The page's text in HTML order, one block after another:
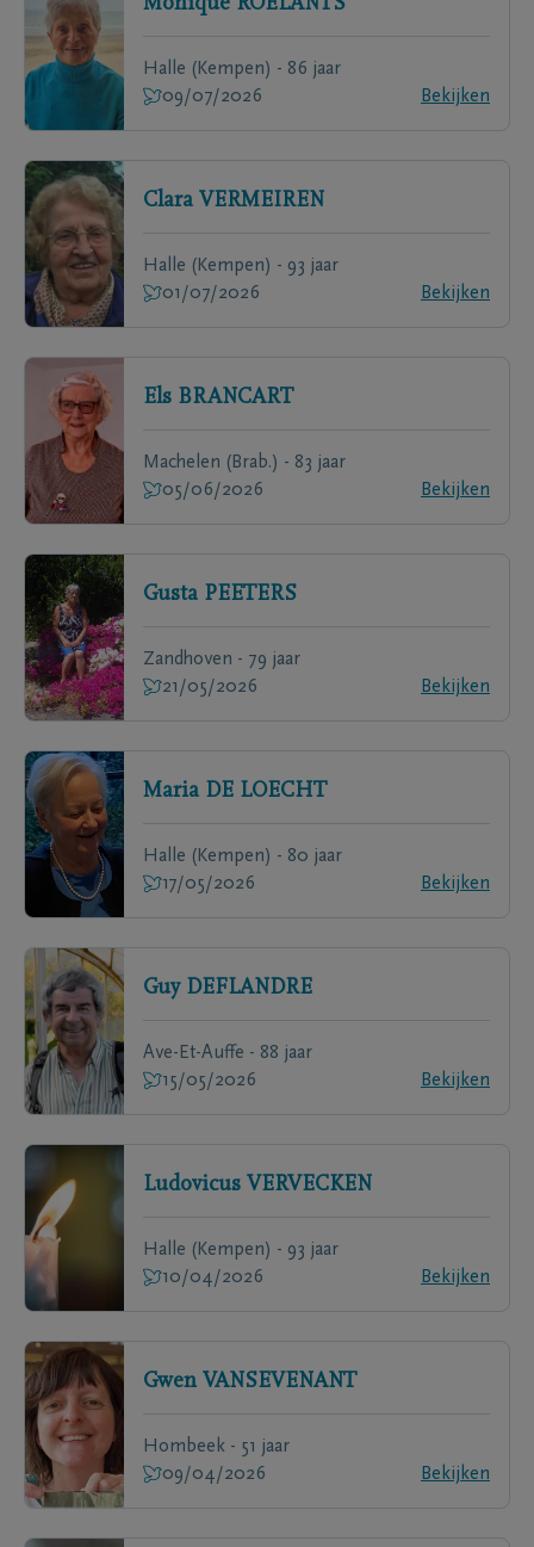
Monique ROELANTS
Halle (Kempen) - 86 jaar
09/07/2026
Bekijken
Clara VERMEIREN
Halle (Kempen) - 93 jaar
01/07/2026
Bekijken
Els BRANCART
Machelen (Brab.) - 83 jaar
05/06/2026
Bekijken
Gusta PEETERS
Zandhoven - 79 jaar
21/05/2026
Bekijken
Maria DE LOECHT
Halle (Kempen) - 80 jaar
17/05/2026
Bekijken
Guy DEFLANDRE
Ave-Et-Auffe - 88 jaar
15/05/2026
Bekijken
Ludovicus VERVECKEN
Halle (Kempen) - 93 jaar
10/04/2026
Bekijken
Gwen VANSEVENANT
Hombeek - 51 jaar
09/04/2026
Bekijken